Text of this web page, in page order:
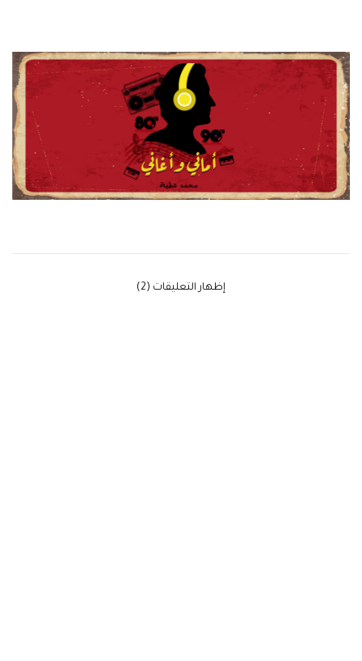
‫إظهار التعليقات (2)